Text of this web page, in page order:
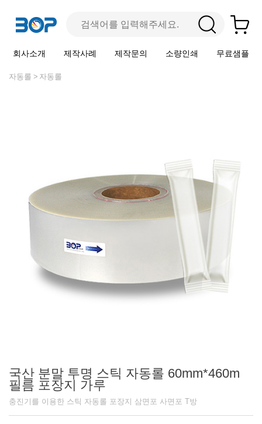
회사소개 제작사례 제작문의 소량인쇄 무료샘플
자동롤 자동롤
국산 분말 투명 스틱 자동롤 60mm*460m
필름 포장지 가루
충진기를 이용한 스틱 자동롤 포장지 삼면포 사면포 T방